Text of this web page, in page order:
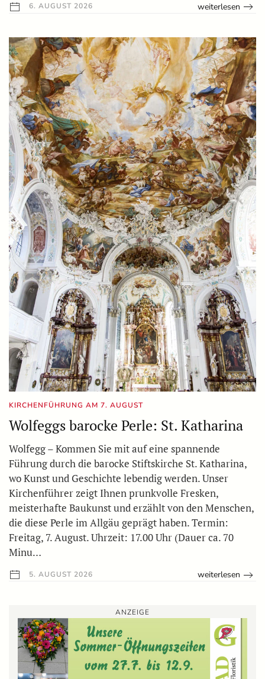
6. AUGUST 2026 weiterlesen
KIRCHENFÜHRUNG AM 7. AUGUST
Wolfeggs barocke Perle: St. Katharina
Wolfegg – Kommen Sie mit auf eine spannende
Führung durch die barocke Stiftskirche St. Katharina,
wo Kunst und Geschichte lebendig werden. Unser
Kirchenführer zeigt Ihnen prunkvolle Fresken,
meisterhafte Baukunst und erzählt von den Menschen,
die diese Perle im Allgäu geprägt haben. Termin:
Freitag, 7. August. Uhrzeit: 17.00 Uhr (Dauer ca. 70
Minu…
5. AUGUST 2026 weiterlesen
ANZEIGE